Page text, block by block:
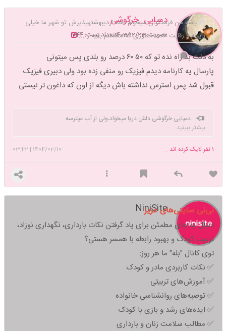
دمپایی_خرگوشی
عضویت: 1403/12/23 تعداد پست: 344
باشه من فرهنگیان میخوام فقط اردیبهشتهپذیرش تو شهر ما خیلی
پایینه و رقابت افتصاحطوری که مطمئنم بقیه ر ...
به دلت بد راه نده تو که ۵۰ ۶۰ درصد رو بلدی پس میتونی
پارسال یه کارنامه دیدم فیزیک رو منفی زده بود ولی دبیری فیزیک
قبول شد پس استرس نداشته باش دیگه از اون که داغون تر نیستی
دمپایی خرگوشی دلش دریا میخواد،ولی از آب میترسه
بیشتر ببینید
1404/02/10
|
03:42 1نفر لایک کرده اند ...
NiniSite
نی‌نی سایتی‌های عزیز
دنبال یه جای مطمئن برای یاد گرفتن نکات بارداری، نگهداری نوزاد،
تربیت کودک و بهبود رابطه با همسر هستی؟
توی کانال "بله" ما هر روز:
✅ نکات کاربردی مادر و کودک
✅ آموزش‌های تربیتی
✅ توصیه‌های روانشناسی خانواده
✅ ایده‌های رشد و بازی با کودک
✅ مطالب سلامت زنان و بارداری